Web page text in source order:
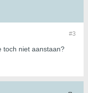
#3
toch niet aanstaan?